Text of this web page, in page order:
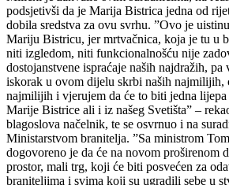
podsjetivši da je Marija Bistrica jedna od
dobila sredstva za ovu svrhu. ”Ovo je
Mariju Bistricu, jer mrtvačnica, koja je tu u
niti izgledom, niti funkcionalnošću nije
dostojanstvene ispraćaje naših najdražih,
iskorak u ovom dijelu skrbi naših najmilijih,
najmilijih i vjerujem da će to biti jedna
Marije Bistrice ali i iz našeg Svetišta” –
blagoslova načelnik, te se osvrnuo i na
Ministarstvom branitelja. ”Sa ministrom
dogovoreno je da će na novom proširenom
prostor, mali trg, koji će biti posvećen za
braniteljima i svima koji su ugradili sebe u